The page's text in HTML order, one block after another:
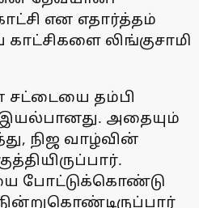
என எதார்த்தம்
லிங்குசாமி
தம்பி
அதையும்
நிஜ வாழ்வின்
போட்டுக்கொண்டு